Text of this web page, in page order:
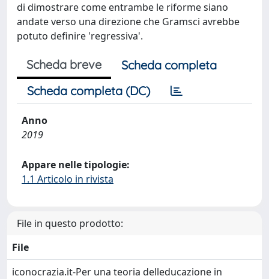
di dimostrare come entrambe le riforme siano
andate verso una direzione che Gramsci avrebbe
potuto definire 'regressiva'.
Scheda breve
Scheda completa
Scheda completa (DC)
Anno
2019
Appare nelle tipologie:
1.1 Articolo in rivista
File in questo prodotto:
File
iconocrazia.it-Per una teoria delleducazione in